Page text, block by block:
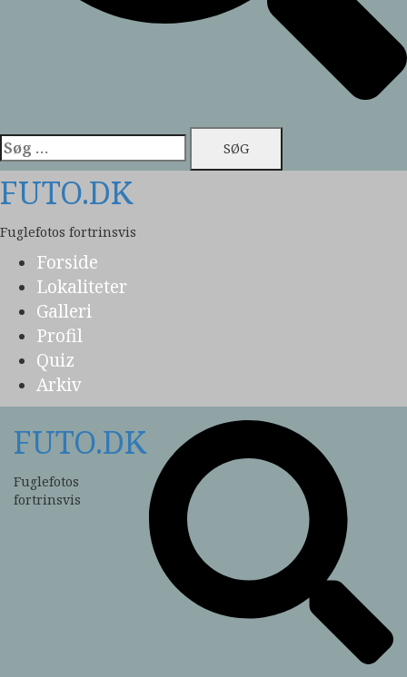
Søg
efter:
FUTO.DK
Fuglefotos fortrinsvis
Forside
Lokaliteter
Galleri
Profil
Quiz
Arkiv
FUTO.DK
Fuglefotos
fortrinsvis